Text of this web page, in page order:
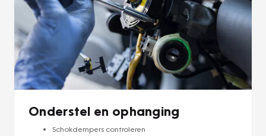
Onderstel en ophanging
Schokdempers controleren